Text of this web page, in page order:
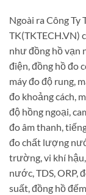
Ngoài ra Công
TK(TKTECH.VN)
như đồng hồ vạn
điện, đồng hồ đo
máy đo độ rung,
đo khoảng cách,
độ hồng ngoại,
đo âm thanh,
đo chất lượng
trường, vi khí
nước, TDS, ORP,
suất, đồng hồ